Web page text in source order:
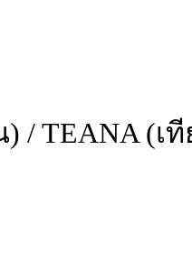
TEANA (เที